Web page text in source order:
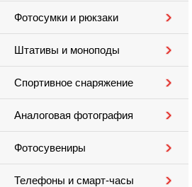
Фотосумки и рюкзаки
Штативы и моноподы
Спортивное снаряжение
Аналоговая фотография
Фотосувениры
Телефоны и смарт-часы